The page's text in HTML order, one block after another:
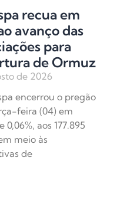
recua em
avanço das
para
de Ormuz
de 2026
encerrou o pregão
feira (04) em
0,06%, aos 177.895
meio às
de